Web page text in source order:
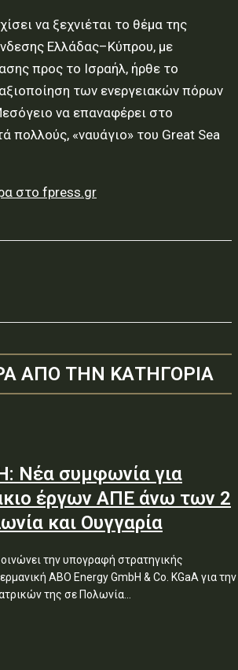
να ξεχνιέται το θέμα της
Ελλάδας–Κύπρου, με
προς το Ισραήλ, ήρθε το
των ενεργειακών πόρων
να επαναφέρει στο
πολλούς, «ναυάγιο» του Great Sea
στο fpress.gr
ΑΠΟ ΤΗΝ ΚΑΤΗΓΟΡΙΑ
Νέα συμφωνία για
έργων ΑΠΕ άνω των 2
και Ουγγαρία
την υπογραφή στρατηγικής
ABO Energy GmbH & Co. KGaA για την
της σε Πολωνία...